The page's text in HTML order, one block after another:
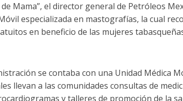
Mama”, el director general de Petróleos
especializada en mastografías, la cual
en beneficio de las mujeres
se contaba con una Unidad Médica
llevan a las comunidades consultas de
y talleres de promoción de la